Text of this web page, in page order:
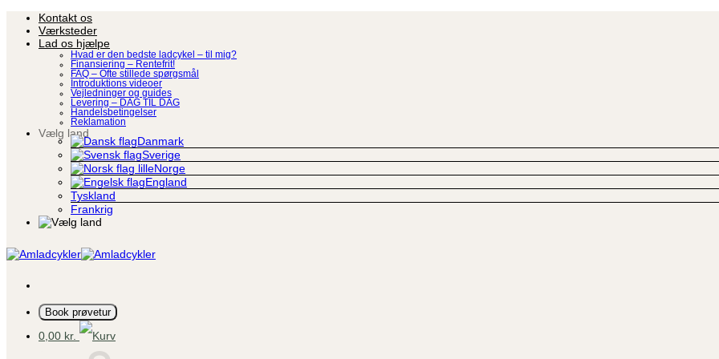
Fortsæt
indhold
Kontakt os
Værksteder
Lad os hjælpe
Hvad er den bedste ladcykel – til mig?
Finansiering – Rentefrit!
FAQ – Ofte stillede spørgsmål
Introduktions videoer
Vejledninger og guides
Levering – DAG TIL DAG
Handelsbetingelser
Reklamation
Vælg land
Danmark
Sverige
Norge
England
Tyskland
Frankrig
Book prøvetur
0,00 kr.